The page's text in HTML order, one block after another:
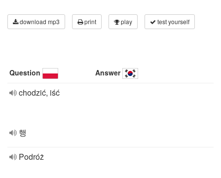
download mp3 print play test yourself
Question Answer
chodzić, iść
행
Podróż